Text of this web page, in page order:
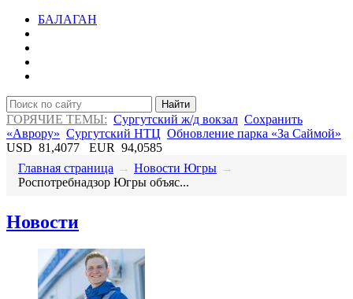
БАЛАГАН
Найти
ГОРЯЧИЕ ТЕМЫ: Сургутский ж/д вокзал Сохранить
«Аврору» Сургутский НТЦ Обновление парка «За Саймой»
USD 81,4077 EUR 94,0585
Главная страница → Новости Югры →
Роспотребнадзор Югры объяс...
Новости